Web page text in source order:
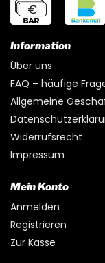
Information
Über uns
FAQ – häufige
Allgemeine
Widerrufsrecht
Impressum
Mein Konto
Anmelden
Registrieren
Zur Kasse